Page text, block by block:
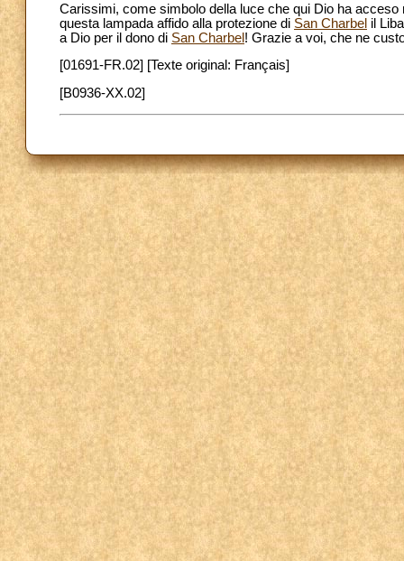
Carissimi, come simbolo della luce che qui Dio ha
questa lampada affido alla protezione di San Charbel il
a Dio per il dono di San Charbel ! Grazie a voi, che ne
[01691-FR.02] [Texte original: Français]
[B0936-XX.02]